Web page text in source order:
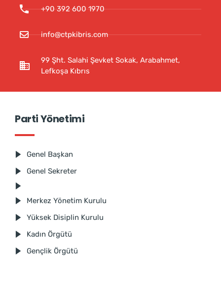
+90 392 600 1970
info@ctpkibris.com
99 Şht. Salahi Şevket Sokak, Arabahmet,
Lefkoşa Kıbrıs
Parti Yönetimi
Genel Başkan
Genel Sekreter
Merkez Yönetim Kurulu
Yüksek Disiplin Kurulu
Kadın Örgütü
Gençlik Örgütü